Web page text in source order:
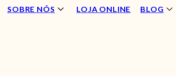
SOBRE NÓS LOJA ONLINE BLOG